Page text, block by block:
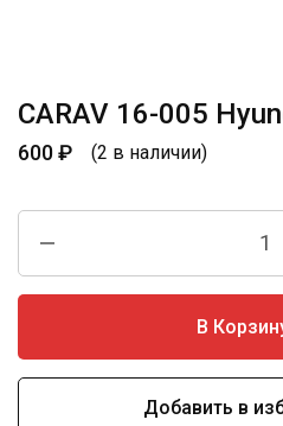
CARAV 16-005
600₽ (2 в наличии)
В
Добавить в